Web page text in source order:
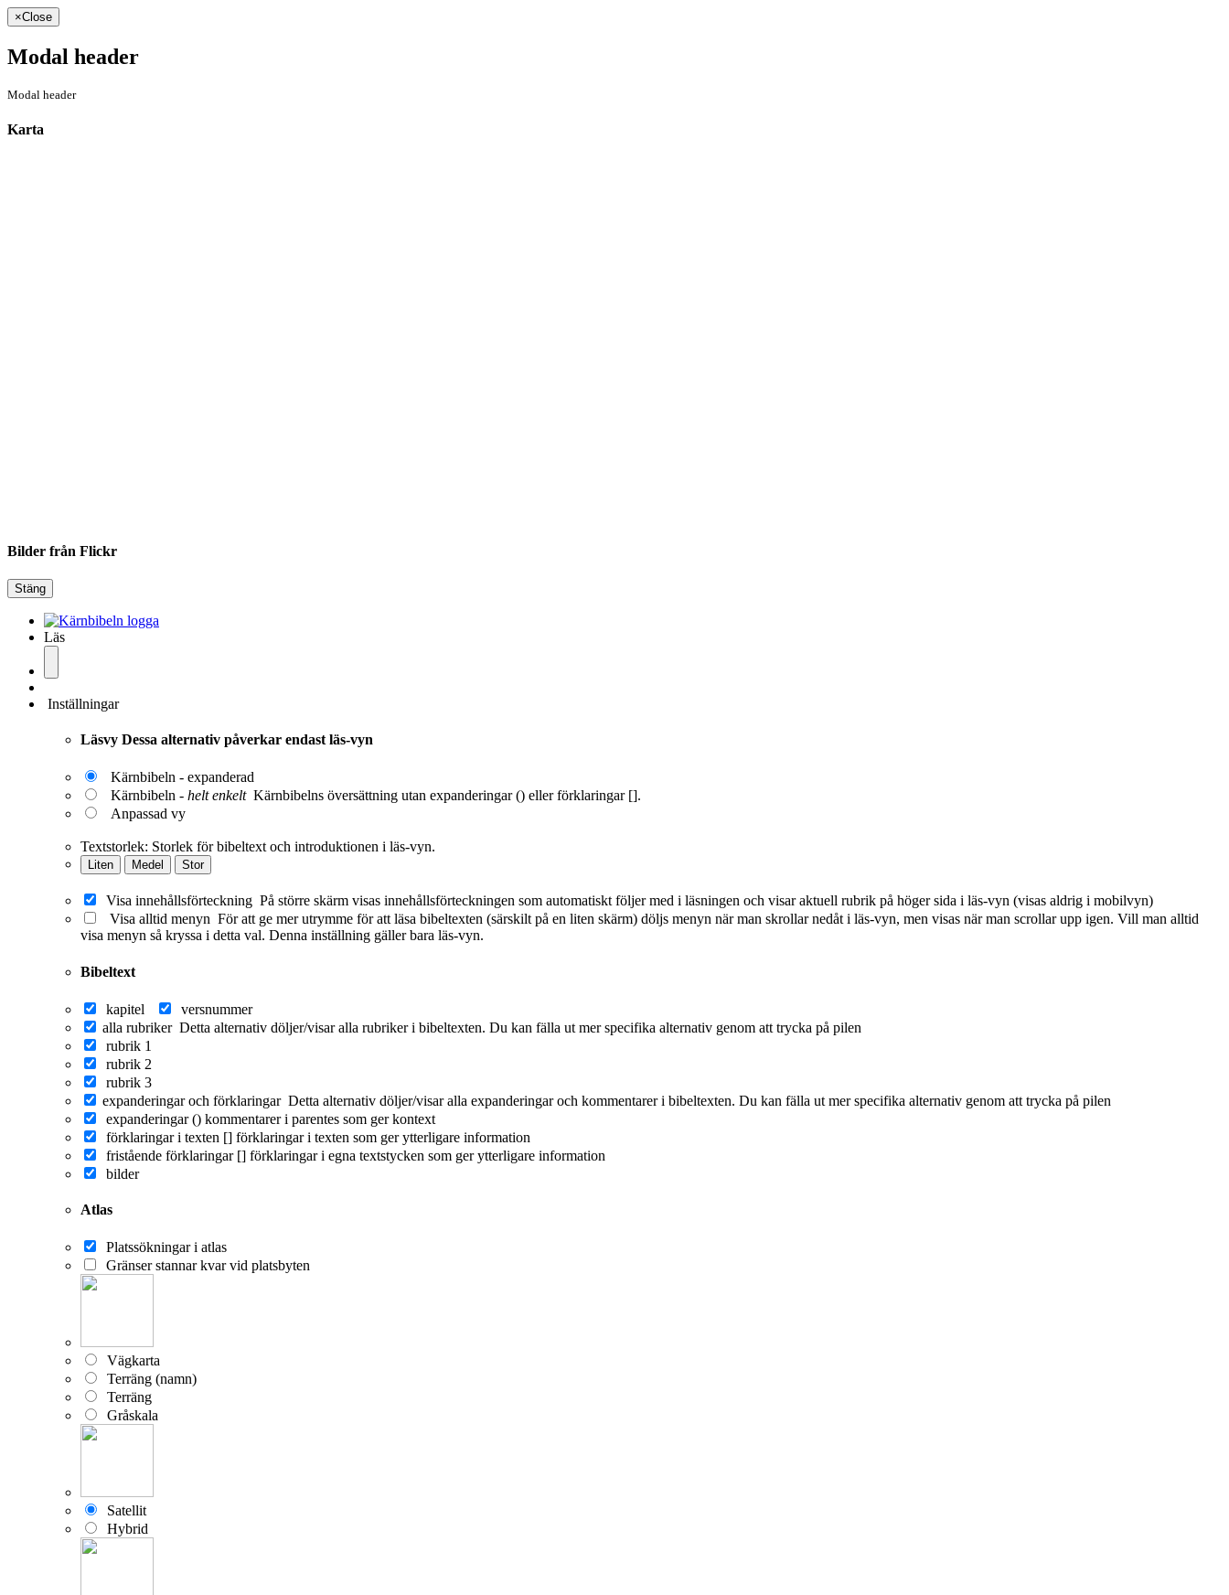
×Close
Modal header
Modal header
Karta
Bilder från Flickr
Stäng
Läs
Inställningar
Läsvy Dessa alternativ påverkar endast läs-vyn
Kärnbibeln - expanderad
Kärnbibeln - helt enkelt Kärnbibelns översättning utan expanderingar () eller förklaringar [].
Anpassad vy
Textstorlek: Storlek för bibeltext och introduktionen i läs-vyn.
Liten Medel Stor
Visa innehållsförteckning På större skärm visas innehållsförteckningen som automatiskt följer med i läsningen och visar aktuell rubrik på höger sida i läs-vyn (visas aldrig i mobilvyn)
Visa alltid menyn För att ge mer utrymme för att läsa bibeltexten (särskilt på en liten skärm) döljs menyn när man skrollar nedåt i läs-vyn, men visas när man scrollar upp igen. Vill man alltid
visa menyn så kryssa i detta val. Denna inställning gäller bara läs-vyn.
Bibeltext
kapitel
versnummer
alla rubriker Detta alternativ döljer/visar alla rubriker i bibeltexten. Du kan fälla ut mer specifika alternativ genom att trycka på pilen
rubrik 1
rubrik 2
rubrik 3
expanderingar och förklaringar Detta alternativ döljer/visar alla expanderingar och kommentarer i bibeltexten. Du kan fälla ut mer specifika alternativ genom att trycka på pilen
expanderingar () kommentarer i parentes som ger kontext
förklaringar i texten [] förklaringar i texten som ger ytterligare information
fristående förklaringar [] förklaringar i egna textstycken som ger ytterligare information
bilder
Atlas
Platssökningar i atlas
Gränser stannar kvar vid platsbyten
Vägkarta
Terräng (namn)
Terräng
Gråskala
Satellit
Hybrid